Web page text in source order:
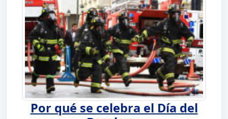
Por qué se celebra el Día del